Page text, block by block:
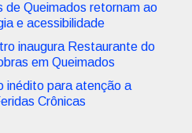
de Queimados retornam ao
e acessibilidade
inaugura Restaurante do
em Queimados
inédito para atenção a
Crônicas